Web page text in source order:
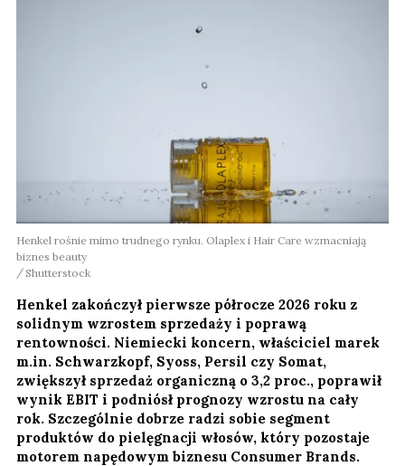
Henkel rośnie mimo trudnego rynku. Olaplex i Hair Care wzmacniają
biznes beauty
Shutterstock
Henkel zakończył pierwsze półrocze 2026 roku z
solidnym wzrostem sprzedaży i poprawą
rentowności. Niemiecki koncern, właściciel marek
m.in. Schwarzkopf, Syoss, Persil czy Somat,
zwiększył sprzedaż organiczną o 3,2 proc., poprawił
wynik EBIT i podniósł prognozy wzrostu na cały
rok. Szczególnie dobrze radzi sobie segment
produktów do pielęgnacji włosów, który pozostaje
motorem napędowym biznesu Consumer Brands.